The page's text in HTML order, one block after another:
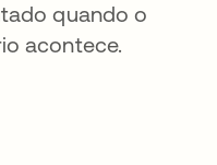
quando o
acontece.